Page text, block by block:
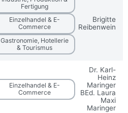
Fertigung
Einzelhandel & E-
Commerce
Gastronomie, Hotellerie
& Tourismus
Brigitte
Reibenwein
Einzelhandel & E-
Commerce
Dr. Karl-
Heinz
Maringer
BEd. Laura
Maxi
Maringer